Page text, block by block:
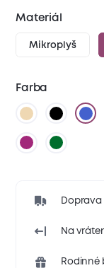
Materiál
Mikroplyš
Farba
Doprava
Na
Rodinné